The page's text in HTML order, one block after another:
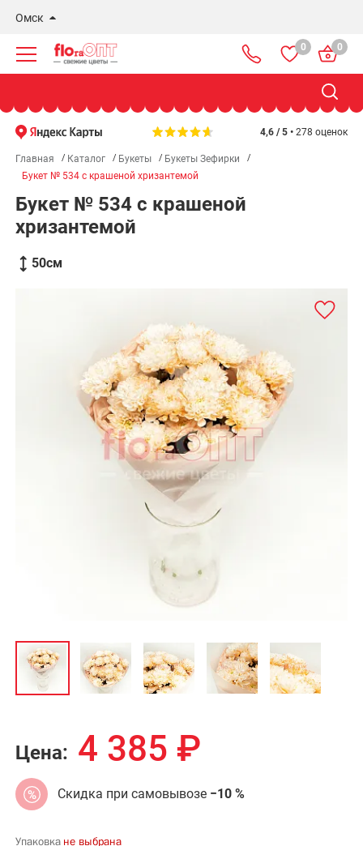
Омск
Новосибирск
Бердск
0 0
4,6 / 5 • 278 оценок
Главная Каталог Букеты
Букеты Зефирки
Букет № 534 с крашеной хризантемой
Букет № 534 с крашеной
хризантемой
50см
Цена: 4 385 ₽
Скидка при самовывозе −10 %
Упаковка не выбрана